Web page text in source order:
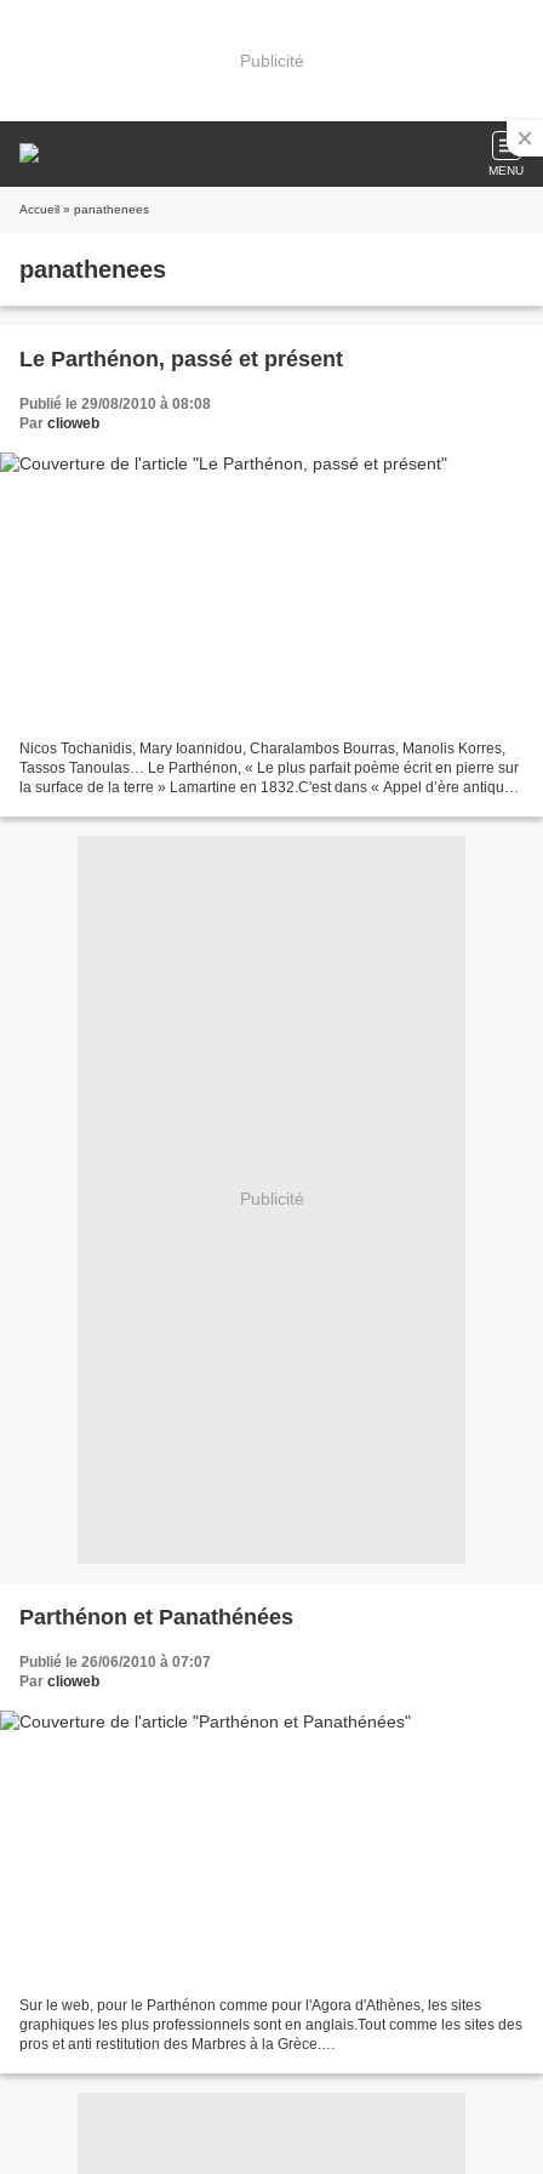
Publicité
MENU
Accueil » panathenees
panathenees
Le Parthénon, passé et présent
Publié le 29/08/2010 à 08:08
Par clioweb
Nicos Tochanidis, Mary Ioannidou, Charalambos Bourras, Manolis Korres,
Tassos Tanoulas… Le Parthénon, « Le plus parfait poème écrit en pierre sur
la surface de la terre » Lamartine en 1832.C'est dans « Appel d’ère antique
Publicité
Parthénon et Panathénées
Publié le 26/06/2010 à 07:07
Par clioweb
Sur le web, pour le Parthénon comme pour l'Agora d'Athènes, les sites
graphiques les plus professionnels sont en anglais.Tout comme les sites des
pros et anti restitution des Marbres à la Grèce.